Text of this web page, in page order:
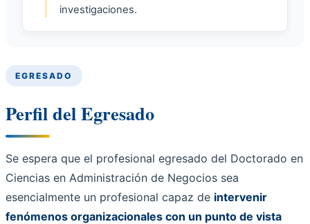
investigaciones.
EGRESADO
Perfil del Egresado
Se espera que el profesional egresado del Doctorado en
Ciencias en Administración de Negocios sea
esencialmente un profesional capaz de intervenir
fenómenos organizacionales con un punto de vista